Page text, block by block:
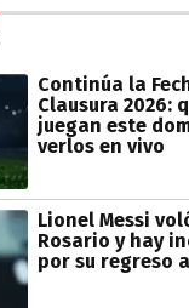
Continúa la
Clausura 2026:
juegan este
verlos en vivo
Lionel Messi
Rosario y hay
por su regreso